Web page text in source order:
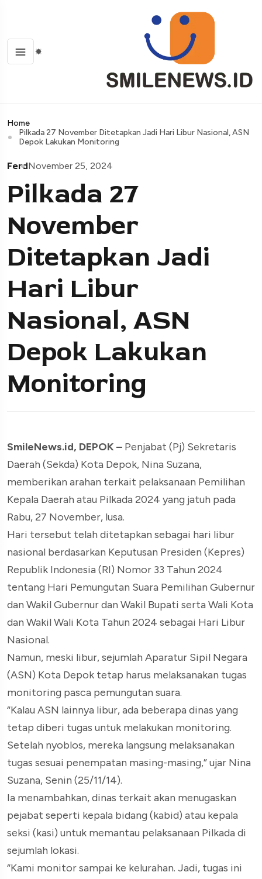
Home
Pilkada 27 November Ditetapkan Jadi Hari Libur Nasional, ASN
Depok Lakukan Monitoring
FerdNovember 25, 2024
Pilkada 27
November
Ditetapkan Jadi
Hari Libur
Nasional, ASN
Depok Lakukan
Monitoring
SmileNews.id, DEPOK – Penjabat (Pj) Sekretaris
Daerah (Sekda) Kota Depok, Nina Suzana,
memberikan arahan terkait pelaksanaan Pemilihan
Kepala Daerah atau Pilkada 2024 yang jatuh pada
Rabu, 27 November, lusa.
Hari tersebut telah ditetapkan sebagai hari libur
nasional berdasarkan Keputusan Presiden (Kepres)
Republik Indonesia (RI) Nomor 33 Tahun 2024
tentang Hari Pemungutan Suara Pemilihan Gubernur
dan Wakil Gubernur dan Wakil Bupati serta Wali Kota
dan Wakil Wali Kota Tahun 2024 sebagai Hari Libur
Nasional.
Namun, meski libur, sejumlah Aparatur Sipil Negara
(ASN) Kota Depok tetap harus melaksanakan tugas
monitoring pasca pemungutan suara.
“Kalau ASN lainnya libur, ada beberapa dinas yang
tetap diberi tugas untuk melakukan monitoring.
Setelah nyoblos, mereka langsung melaksanakan
tugas sesuai penempatan masing-masing,” ujar Nina
Suzana, Senin (25/11/14).
Ia menambahkan, dinas terkait akan menugaskan
pejabat seperti kepala bidang (kabid) atau kepala
seksi (kasi) untuk memantau pelaksanaan Pilkada di
sejumlah lokasi.
“Kami monitor sampai ke kelurahan. Jadi, tugas ini